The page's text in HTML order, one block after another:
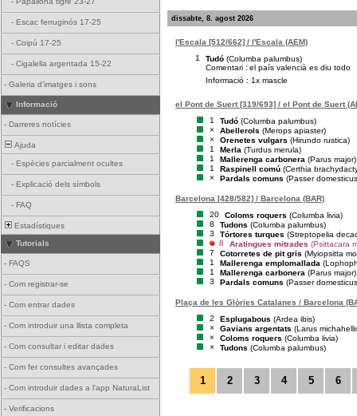
- Escac ferruginós 17-25
- Coipú 17-25
- Cigalella argentada 15-22
- Galeria d'imatges i sons
Informació
- Darreres notícies
Ajuda
- Espècies parcialment ocultes
- Explicació dels símbols
- FAQ
Estadístiques
Tutorials
- FAQS
- Com registrar-se
- Com entrar dades
- Com introduir una llista completa
- Com consultar i editar dades
- Com fer consultes avançades
- Com introduir dades a l'app NaturaList
- Verificacions
dissabte, 8. agost 2026
l'Escala [512/662] / l'Escala (AEM)
1
Tudó (Columba palumbus)
Comentari : el país valencià es diu todo
Informació : 1x mascle
el Pont de Suert [319/693] / el Pont de Suert
1
Tudó (Columba palumbus)
×
Abellerols (Merops apiaster)
×
Orenetes vulgars (Hirundo rustica)
1
Merla (Turdus merula)
1
Mallerenga carbonera (Parus major)
1
Raspinell comú (Certhia
×
Pardals comuns (Passer
Barcelona [428/582] / Barcelona (BAR)
20
Coloms roquers (Columba livia)
8
Tudons (Columba palumbus)
3
Tórtores turques (Streptopelia
8
Aratingues mitrades (Psittacara
7
Cotorretes de pit gris (Myiopsitta
1
Mallerenga emplomallada
1
Mallerenga carbonera (Parus major)
3
Pardals comuns (Passer
Plaça de les Glòries Catalanes / Barcelona
2
Esplugabous (Ardea ibis)
×
Gavians argentats (Larus
×
Coloms roquers (Columba livia)
×
Tudons (Columba palumbus)
1 2 3 4 5 6